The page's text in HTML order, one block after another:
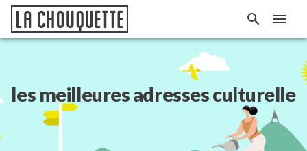
les meilleures adresses